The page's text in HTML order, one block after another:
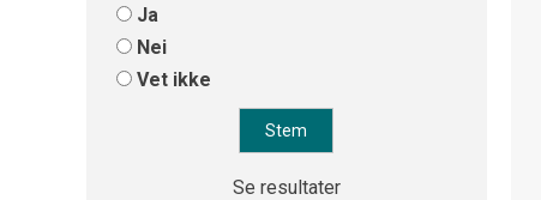
Ja
Nei
Vet ikke
Se resultater